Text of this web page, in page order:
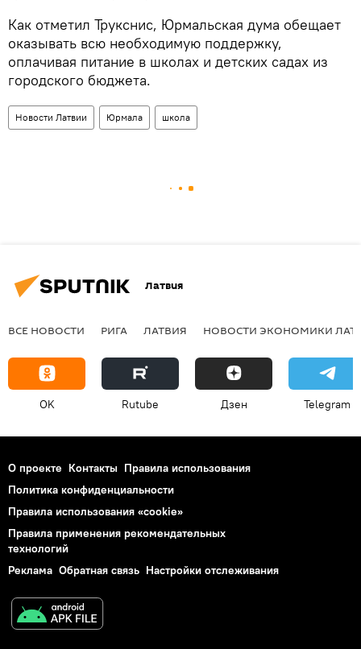
Как отметил Трукснис, Юрмальская дума обещает
оказывать всю необходимую поддержку,
оплачивая питание в школах и детских садах из
городского бюджета.
Новости Латвии Юрмала школа
Латвия
ВСЕ НОВОСТИ РИГА ЛАТВИЯ НОВОСТИ ЭКОНОМИКИ
OK Rutube Дзен Telegram
О проекте Контакты Правила использования
Политика конфиденциальности
Правила использования «cookie»
Правила применения рекомендательных
технологий
Реклама Обратная связь Настройки отслеживания